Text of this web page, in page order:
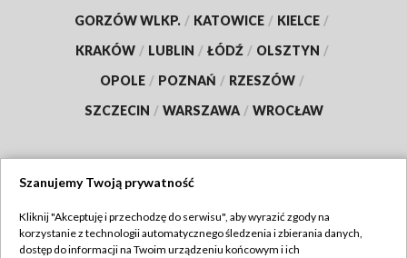
GORZÓW WLKP. / KATOWICE / KIELCE /
KRAKÓW / LUBLIN / ŁÓDŹ / OLSZTYN /
OPOLE / POZNAŃ / RZESZÓW /
SZCZECIN / WARSZAWA / WROCŁAW
TVP
Szanujemy Twoją prywatność
Kliknij "Akceptuję i przechodzę do serwisu", aby wyrazić zgody na
korzystanie z technologii automatycznego śledzenia i zbierania danych,
dostęp do informacji na Twoim urządzeniu końcowym i ich